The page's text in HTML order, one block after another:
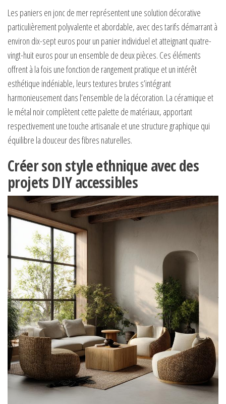
Les paniers en jonc de mer représentent une solution décorative
particulièrement polyvalente et abordable, avec des tarifs démarrant à
environ dix-sept euros pour un panier individuel et atteignant quatre-
vingt-huit euros pour un ensemble de deux pièces. Ces éléments
offrent à la fois une fonction de rangement pratique et un intérêt
esthétique indéniable, leurs textures brutes s’intégrant
harmonieusement dans l’ensemble de la décoration. La céramique et
le métal noir complètent cette palette de matériaux, apportant
respectivement une touche artisanale et une structure graphique qui
équilibre la douceur des fibres naturelles.
Créer son style ethnique avec des
projets DIY accessibles